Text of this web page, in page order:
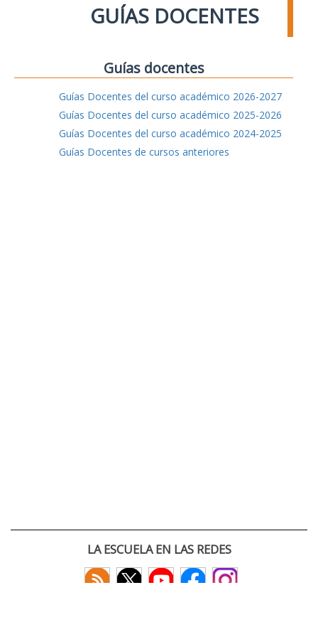
GUÍAS DOCENTES
Guías docentes
Guías Docentes del curso académico 2026-2027
Guías Docentes del curso académico 2025-2026
Guías Docentes del curso académico 2024-2025
Guías Docentes de cursos anteriores
LA ESCUELA EN LAS REDES